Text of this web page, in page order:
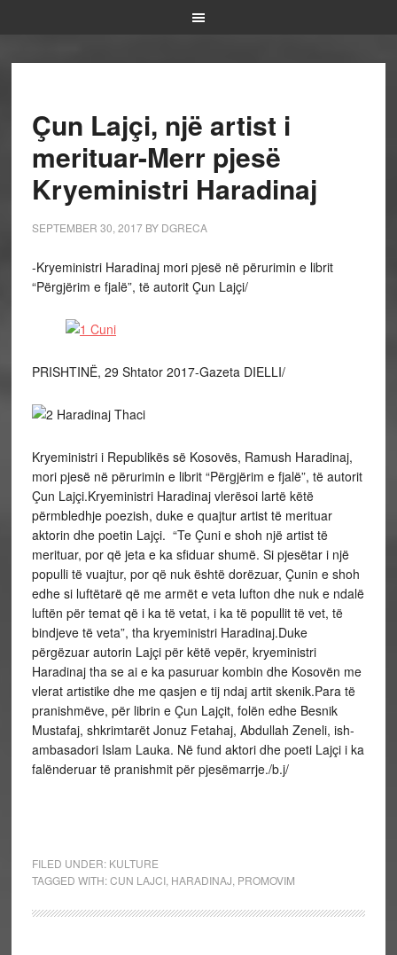
Çun Lajçi, një artist i
merituar-Merr pjesë
Kryeministri Haradinaj
SEPTEMBER 30, 2017BY DGRECA
-Kryeministri Haradinaj mori pjesë në përurimin e librit
“Përgjërim e fjalë”, të autorit Çun Lajçi/
PRISHTINË, 29 Shtator 2017-Gazeta DIELLI/
Kryeministri i Republikës së Kosovës, Ramush Haradinaj,
mori pjesë në përurimin e librit “Përgjërim e fjalë”, të autorit
Çun Lajçi.Kryeministri Haradinaj vlerësoi lartë këtë
përmbledhje poezish, duke e quajtur artist të merituar
aktorin dhe poetin Lajçi. “Te Çuni e shoh një artist të
merituar, por që jeta e ka sfiduar shumë. Si pjesëtar i një
populli të vuajtur, por që nuk është dorëzuar, Çunin e shoh
edhe si luftëtarë që me armët e veta lufton dhe nuk e ndalë
luftën për temat që i ka të vetat, i ka të popullit të vet, të
bindjeve të veta”, tha kryeministri Haradinaj.Duke
përgëzuar autorin Lajçi për këtë vepër, kryeministri
Haradinaj tha se ai e ka pasuruar kombin dhe Kosovën me
vlerat artistike dhe me qasjen e tij ndaj artit skenik.Para të
pranishmëve, për librin e Çun Lajçit, folën edhe Besnik
Mustafaj, shkrimtarët Jonuz Fetahaj, Abdullah Zeneli, ish-
ambasadori Islam Lauka. Në fund aktori dhe poeti Lajçi i ka
falënderuar të pranishmit për pjesëmarrje./b.j/
FILED UNDER: KULTURE
TAGGED WITH:CUN LAJCI, HARADINAJ PROMOVIM